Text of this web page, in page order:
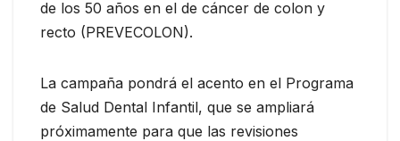
de los 50 años en el de cáncer de colon y
recto (PREVECOLON).
La campaña pondrá el acento en el Programa
de Salud Dental Infantil, que se ampliará
próximamente para que las revisiones